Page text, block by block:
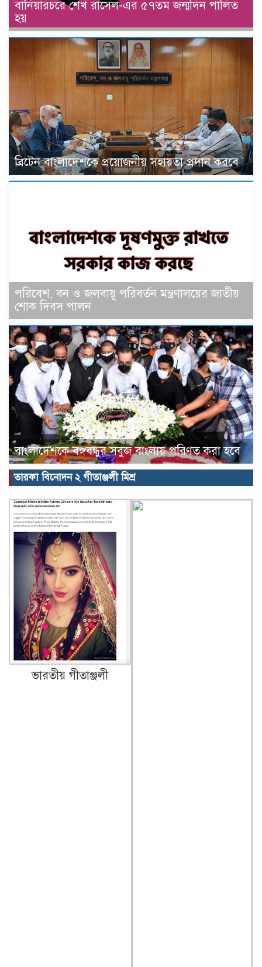
বানিয়ারচরে শেখ রাসেল-এর ৫৭তম জন্মদিন পালিত
হয়
ব্রিটেন বাংলাদেশকে প্রয়োজনীয় সহায়তা প্রদান করবে
পরিবেশ, বন ও জলবায়ূ পরিবর্তন মন্ত্রণালয়ের জাতীয়
শোক দিবস পালন
বাংলাদেশকে বঙ্গবন্ধুর সবুজ বাংলায় পরিণত করা হবে
তারকা বিনোদন ২ গীতাঞ্জলী মিশ্র
ভারতীয় গীতাঞ্জলী